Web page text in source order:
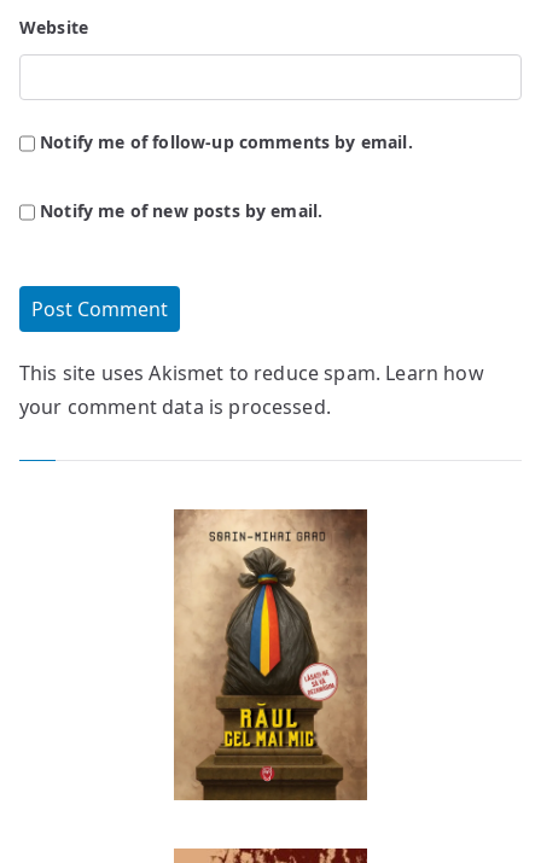
Website
Notify me of follow-up comments by email.
Notify me of new posts by email.
This site uses Akismet to reduce spam. Learn how
your comment data is processed.